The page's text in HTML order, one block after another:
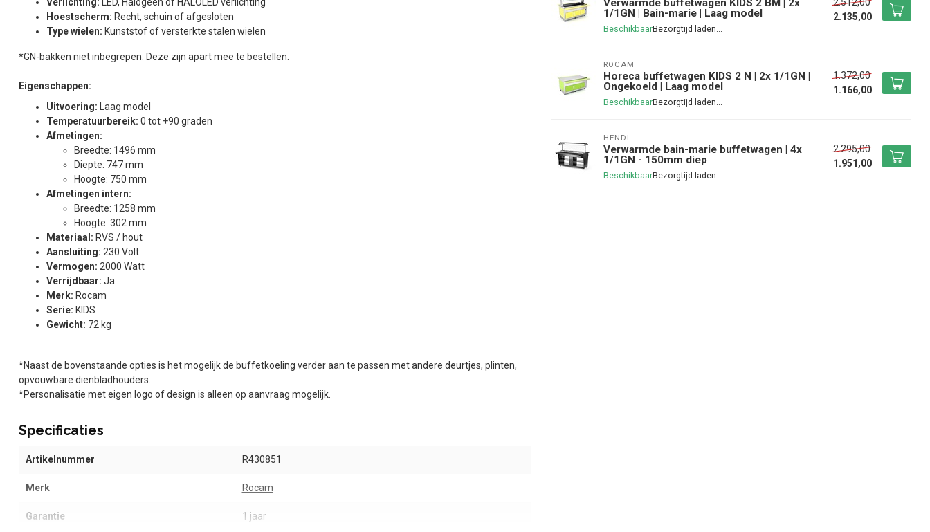
Hoestscherm: Recht, schuin of afgesloten
Type wielen: Kunststof of versterkte stalen wielen
*GN-bakken niet inbegrepen. Deze zijn apart mee te bestellen.
Eigenschappen:
Uitvoering:
Laag model
Temperatuurbereik: 0 tot +90 graden
Afmetingen:
Breedte: 1496 mm
Diepte: 747 mm
Hoogte: 750 mm
Afmetingen intern:
Breedte: 1258 mm
Hoogte: 302 mm
Materiaal: RVS / hout
Aansluiting: 230 Volt
Vermogen: 2000 Watt
Verrijdbaar: Ja
Merk: Rocam
Serie: KIDS
Gewicht: 72 kg
*Naast de bovenstaande opties is het mogelijk de buffetkoeling verder aan te passen met andere deurtjes, plinten,
opvouwbare dienbladhouders.
*Personalisatie met eigen logo of design is alleen op aanvraag mogelijk.
Specificaties
Artikelnummer R430851
Merk Rocam
Garantie 1 jaar
Verwarmde buffetwagen KIDS 2 BM | 2x
1/1GN | Bain-marie | Laag model
Beschikbaar
2.135,00
ROCAM
Horeca buffetwagen KIDS 2 N | 2x 1/1GN |
Ongekoeld | Laag model
Beschikbaar
1.372,00
1.166,00
HENDI
Verwarmde bain-marie buffetwagen | 4x
1/1GN - 150mm diep
Beschikbaar
2.295,00
1.951,00